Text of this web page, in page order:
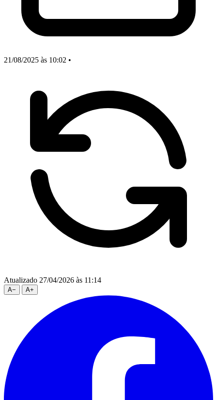
21/08/2025 às 10:02 •
Atualizado 27/04/2026 às 11:14
A− A+